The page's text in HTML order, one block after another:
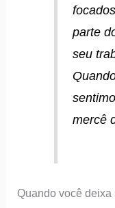
parte
seu
mercê
Quando você